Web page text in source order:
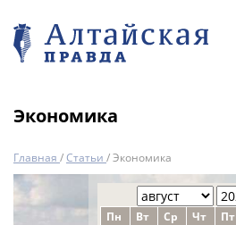
Экономика
Главная /Статьи /Экономика
Пн Вт Ср Чт Пт